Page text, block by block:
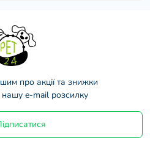
про акції та знижки
нашу e-mail розсилку